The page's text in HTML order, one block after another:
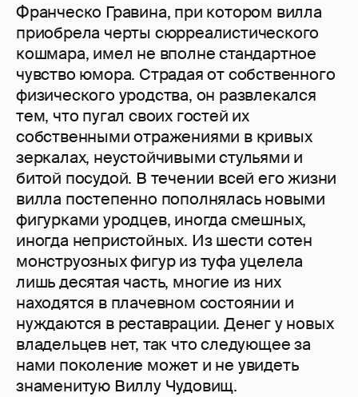
Франческо Гравина, при котором вилла
приобрела черты сюрреалистического
кошмара, имел не вполне стандартное
чувство юмора. Страдая от собственного
физического уродства, он развлекался
тем, что пугал своих гостей их
собственными отражениями в кривых
зеркалах, неустойчивыми стульями и
битой посудой. В течении всей его жизни
вилла постепенно пополнялась новыми
фигурками уродцев, иногда смешных,
иногда непристойных. Из шести сотен
монструозных фигур из туфа уцелела
лишь десятая часть, многие из них
находятся в плачевном состоянии и
нуждаются в реставрации. Денег у новых
владельцев нет, так что следующее за
нами поколение может и не увидеть
знаменитую Виллу Чудовищ.